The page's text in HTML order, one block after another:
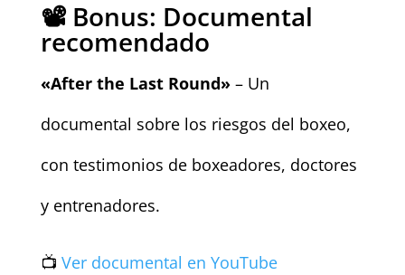
📽️ Bonus: Documental
recomendado
«After the Last Round»– Un
documental sobre los riesgos del boxeo,
con testimonios de boxeadores, doctores
y entrenadores.
📺 Ver documental en YouTube